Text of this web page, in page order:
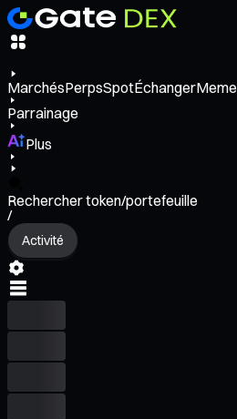
MarchésPerpsSpotÉchangerMeme
Parrainage
Plus
Rechercher token/portefeuille
/
Activité